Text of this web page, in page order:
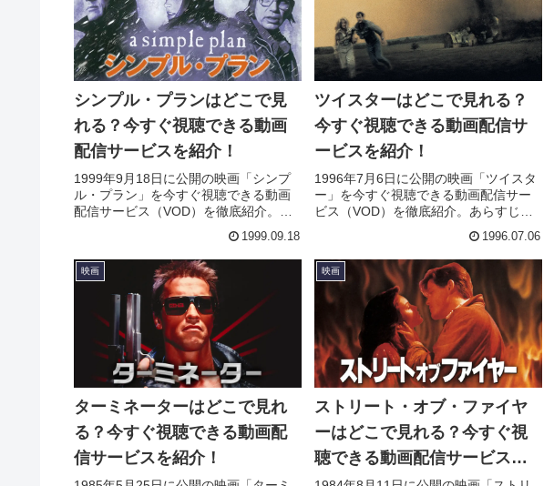
シンプル・プランはどこで見
れる？今すぐ視聴できる動画
配信サービスを紹介！
1999年9月18日に公開の映画「シンプ
ル・プラン」を今すぐ視聴できる動画
配信サービス（VOD）を徹底紹介。あ
主題歌の情報はもちろん、実際に見た
人の感想やレビューもまとめていま
す。
1999.09.18
ツイスターはどこで見れる？
今すぐ視聴できる動画配信サ
ービスを紹介！
1996年7月6日に公開の映画「ツイスタ
ー」を今すぐ視聴できる動画配信サー
ビス（VOD）を徹底紹介。あらすじや
情報はもちろん、実際に見た人の感想
やレビューもまとめています。
1996.07.06
映画
ターミネーターはどこで見れ
る？今すぐ視聴できる動画配
信サービスを紹介！
映画
ストリート・オブ・ファイヤ
ーはどこで見れる？今すぐ視
聴できる動画配信サービスを